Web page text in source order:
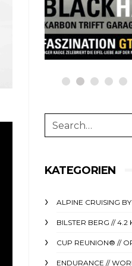
23. Juni 2025
KATEGORIEN
ALPINE CRUISING
BILSTER BERG // 4.2
CUP REUNION® //
ENDURANCE //